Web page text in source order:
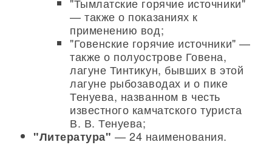
— также о показаниях к
применению вод;
"Говенские горячие источники" —
также о полуострове Говена,
лагуне Тинтикун, бывших в этой
лагуне рыбозаводах и о пике
Тенуева, названном в честь
известного камчатского туриста
В. В. Тенуева;
"Литература" — 24 наименования.